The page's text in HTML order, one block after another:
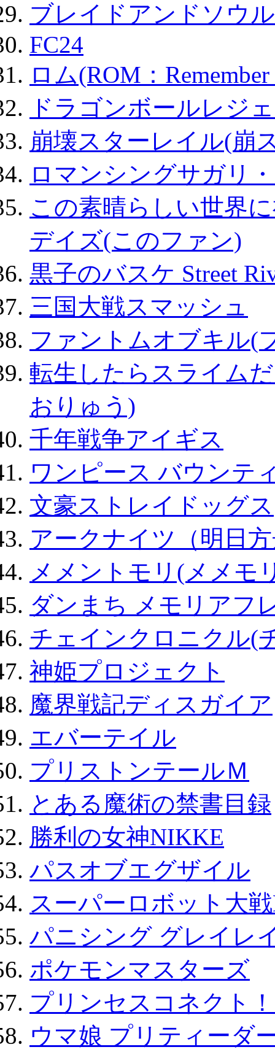
ブレイドアンドソウ
FC24
ロム(ROM：
ドラゴンボールレジ
崩壊スターレイル(崩
ロマンシングサガリ
この素晴らしい世界
デイズ(このファン)
黒子のバスケ Street
三国大戦スマッシュ
ファントムオブキル(
転生したらスライム
おりゅう)
千年戦争アイギス
ワンピース バウンテ
文豪ストレイドッグス
アークナイツ（明日
メメントモリ(メメモ
ダンまち メモリアフ
チェインクロニクル(
神姫プロジェクト
魔界戦記ディスガイア
エバーテイル
プリストンテールＭ
とある魔術の禁書目録
勝利の女神NIKKE
パスオブエグザイル
スーパーロボット大
パニシング グレイレ
ポケモンマスターズ
プリンセスコネクト
ウマ娘 プリティーダ